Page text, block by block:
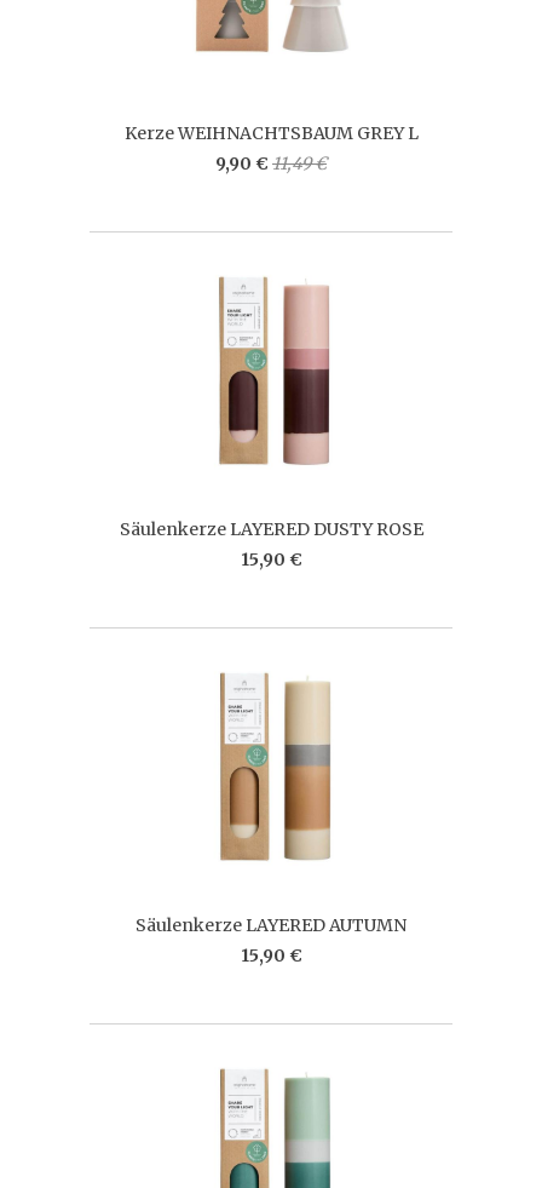
Kerze WEIHNACHTSBAUM GREY L
9,90 € 11,49 €
Säulenkerze LAYERED DUSTY ROSE
15,90 €
Säulenkerze LAYERED AUTUMN
15,90 €